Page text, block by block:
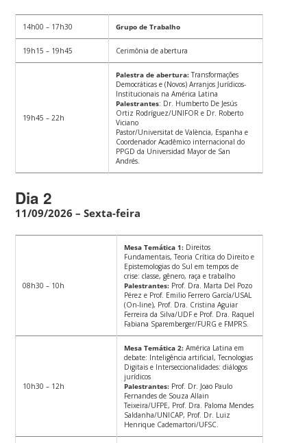
14h00 – 17h30 Grupo de Trabalho
19h15 – 19h45 Cerimônia de abertura
19h45 – 22h
Palestra de abertura:Transformações
Democráticas e (Novos) Arranjos Jurídicos-
Institucionais na América Latina
Palestrantes: Dr. Humberto De Jesús
Ortiz Rodríguez/UNIFOR e Dr. Roberto
Viciano
Pastor/Universitat de València, Espanha e
Coordenador Acadêmico internacional do
PPGD da Universidad Mayor de San
Andrés.
Dia 2
11/09/2026 – Sexta-feira
08h30 – 10h
Mesa Temática 1: Direitos
Fundamentais, Teoria Crítica do Direito e
Epistemologias do Sul em tempos de
crise: classe, gênero, raça e trabalho
Palestrantes: Prof. Dra. Marta Del Pozo
Pérez e Prof. Emilio Ferrero García/USAL
(On-line), Prof. Dra. Cristina Aguiar
Ferreira da Silva/UDF e Prof. Dra. Raquel
Fabiana Sparemberger/FURG e FMPRS.
10h30 – 12h
Mesa Temática 2: América Latina em
debate: Inteligência artificial, Tecnologias
Digitais e Interseccionalidades: diálogos
jurídicos
Palestrantes: Prof. Dr. Joao Paulo
Fernandes de Souza Allain
Teixeira/UFPE, Prof. Dra. Paloma Mendes
Saldanha/UNICAP, Prof. Dr. Luiz
Henrique Cademartori/UFSC.